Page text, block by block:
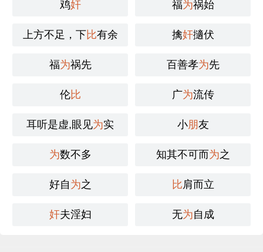
鸡奸 福为祸始
上方不足，下比有余 擒奸擿伏
福为祸先 百善孝为先
伦比 广为流传
耳听是虚,眼见为实 小朋友
为数不多 知其不可而为之
好自 为之 比肩而立
奸夫淫妇 无为自成